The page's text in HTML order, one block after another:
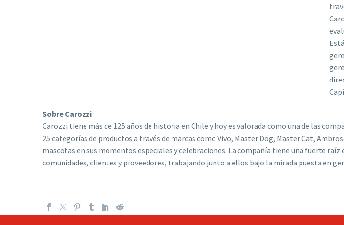
Sobre Carozzi
Carozzi tiene más de 125 años de historia en Chile y hoy es valorada como una de las
25 categorías de productos a través de marcas como Vivo, Master Dog, Master Cat,
mascotas en sus momentos especiales y celebraciones. La compañía tiene una fuerte
comunidades, clientes y proveedores, trabajando junto a ellos bajo la mirada puesta en